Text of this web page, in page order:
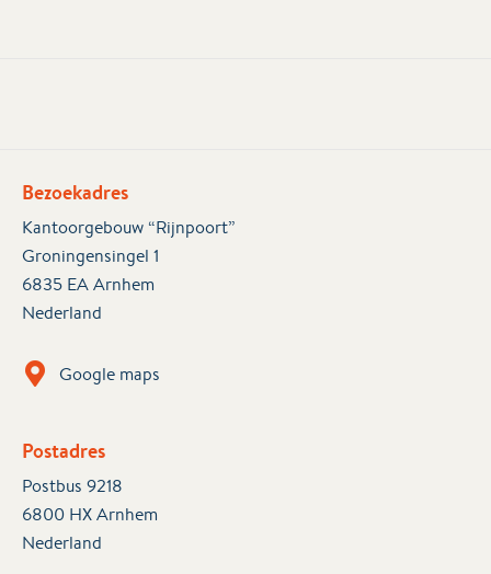
Bezoekadres
Kantoorgebouw “Rijnpoort”
Groningensingel 1
6835 EA Arnhem
Nederland
Google maps
Postadres
Postbus 9218
6800 HX Arnhem
Nederland